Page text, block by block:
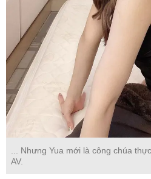
... Nhưng Yua mới là công chúa
AV.